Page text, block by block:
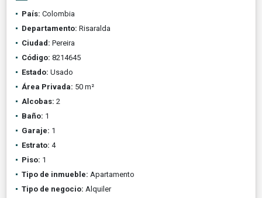
País: Colombia
Departamento: Risaralda
Ciudad: Pereira
Código: 8214645
Estado: Usado
Área Privada: 50 m²
Alcobas: 2
Baño: 1
Garaje: 1
Estrato: 4
Piso: 1
Tipo de inmueble: Apartamento
Tipo de negocio: Alquiler